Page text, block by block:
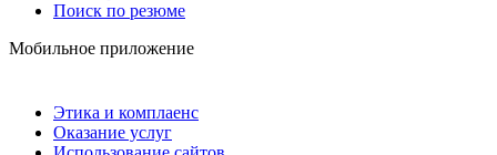
Поиск по резюме
Мобильное приложение
Этика и комплаенс
Оказание услуг